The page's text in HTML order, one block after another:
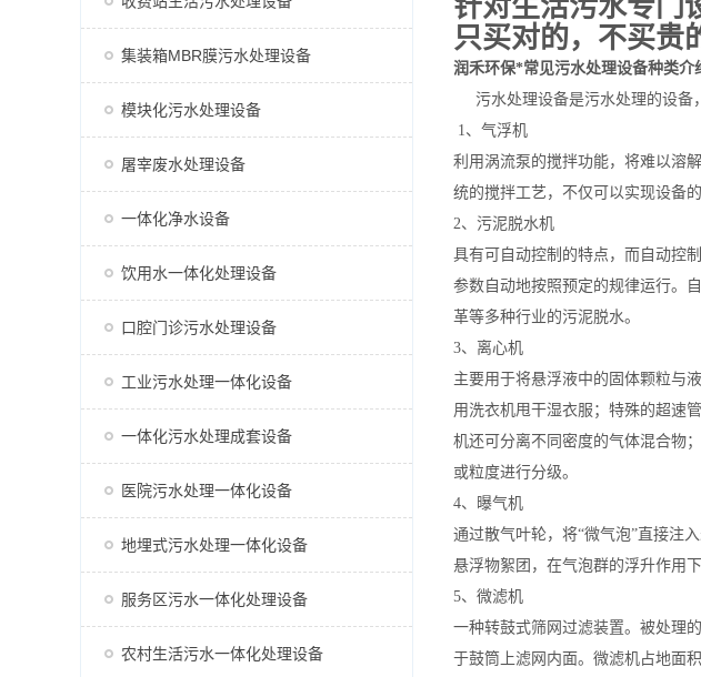
集装箱MBR膜污水处理设备
模块化污水处理设备
屠宰废水处理设备
一体化净水设备
饮用水一体化处理设备
口腔门诊污水处理设备
工业污水处理一体化设备
一体化污水处理成套设备
医院污水处理一体化设备
地埋式污水处理一体化设备
服务区污水一体化处理设备
农村生活污水一体化处理设备
针对生活污水专门
只买对的，不买贵
润禾环保*常见污水处理设备种类介
污水处理设备是污水处理的设备
1、气浮机
利用涡流泵的搅拌功能，将难以溶
统的搅拌工艺，不仅可以实现设备
2、污泥脱水机
具有可自动控制的特点，而自动控
参数自动地按照预定的规律运行。
革等多种行业的污泥脱水。
3、离心机
主要用于将悬浮液中的固体颗粒与
用洗衣机甩干湿衣服；特殊的超速
机还可分离不同密度的气体混合物
或粒度进行分级。
4、曝气机
通过散气叶轮，将“微气泡”直接注
悬浮物絮团，在气泡群的浮升作用
5、微滤机
一种转鼓式筛网过滤装置。被处理
于鼓筒上滤网内面。微滤机占地面